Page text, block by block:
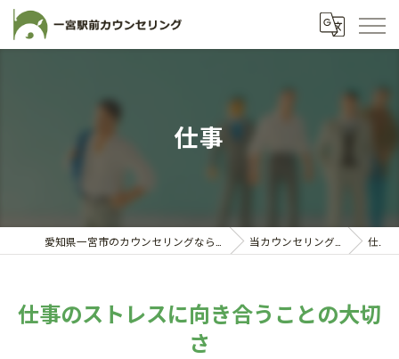
仕事
当カウンセリングルームの特徴 仕事
仕事のストレスに向き合うことの大切
さ